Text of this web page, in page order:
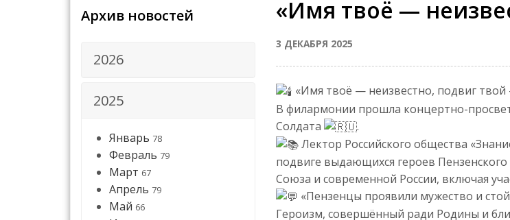
Архив новостей
2026
2025
Январь 78
Февраль 79
Март 67
Апрель 79
Май 66
«Имя твоё —
3 ДЕКАБРЯ 2025
«Имя твоё — неизвестно, подвиг
В филармонии прошла концертно-
Солдата
.
Лектор Российского общества
подвиге выдающихся героев
Союза и современной России, включая
«Пензенцы проявили мужество и
Героизм, совершённый ради Родины и